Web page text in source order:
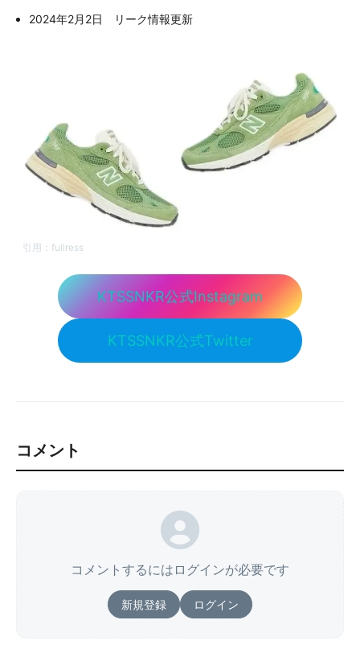
2024年2月2日 リーク情報更新
引用： fullress
KTSSNKR公式Instagram
KTSSNKR公式Twitter
コメント
コメントするにはログインが必要です
新規登録 ログイン